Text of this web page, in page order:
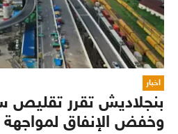
اخبار
بنجلاديش تقرر تقليص
وخفض الإنفاق لمواجهة